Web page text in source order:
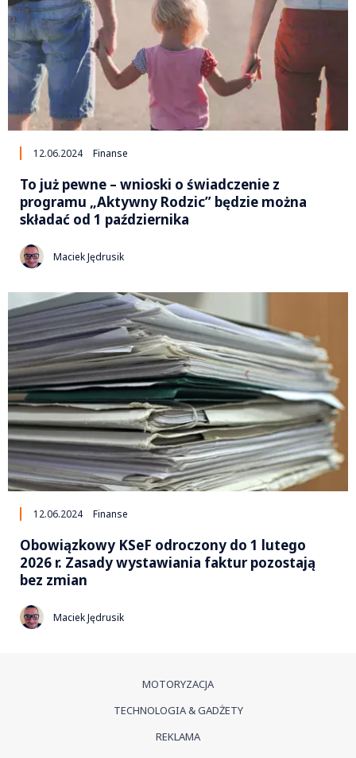
12.06.2024 Finanse
To już pewne – wnioski o świadczenie z
programu „Aktywny Rodzic” będzie można
składać od 1 października
Maciek Jędrusik
12.06.2024 Finanse
Obowiązkowy KSeF odroczony do 1 lutego
2026 r. Zasady wystawiania faktur pozostają
bez zmian
Maciek Jędrusik
MOTORYZACJA
TECHNOLOGIA & GADŻETY
REKLAMA